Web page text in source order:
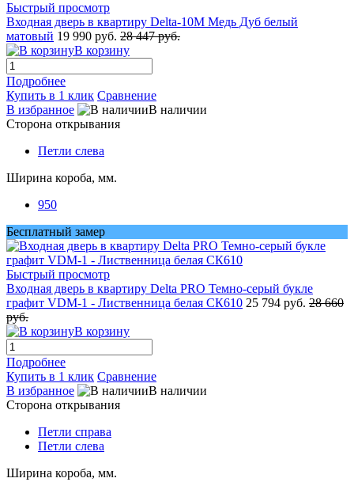
Быстрый просмотр
Входная дверь в квартиру Delta-10M Медь Дуб белый
матовый 19 990 руб. 28 447 руб.
В корзину
Подробнее
Купить в 1 клик Сравнение
В избранное
В наличии
Сторона открывания
Петли слева
Ширина короба, мм.
950
Бесплатный замер
Быстрый просмотр
Входная дверь в квартиру Delta PRO Темно-серый букле
графит VDM-1 - Лиственница белая СК610 25 794 руб. 28 660
руб.
В корзину
Подробнее
Купить в 1 клик Сравнение
В избранное
В наличии
Сторона открывания
Петли справа
Петли слева
Ширина короба, мм.